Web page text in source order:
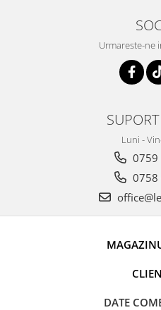
Urmareste-ne
Luni -
0759
0758
DATE